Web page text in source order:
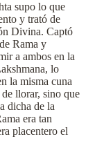
supo lo que
y trató de
Divina. Captó
Rama y
a ambos en la
lo
la misma cuna
llorar, sino que
dicha de la
era tan
placentero el